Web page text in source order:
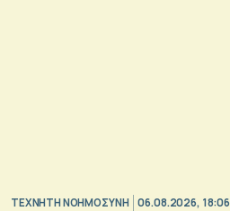
TΕΧΝΗΤΗ ΝΟΗΜΟΣΥΝΗ 06.08.2026, 18:06